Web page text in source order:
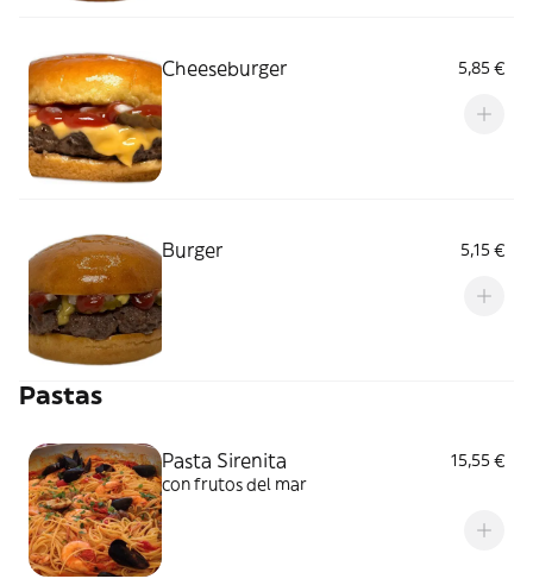
Cheeseburger 5,85 €
Burger 5,15 €
Pastas
Pasta Sirenita
15,55 €
con frutos del mar